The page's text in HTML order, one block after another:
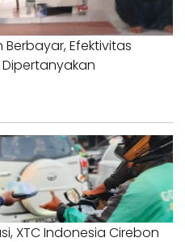
Berbayar, Efektivitas
XTC Indonesia Cirebon